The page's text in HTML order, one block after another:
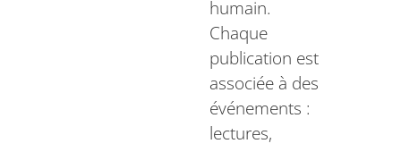
humain.
Chaque
publication est
associée à des
événements :
lectures,